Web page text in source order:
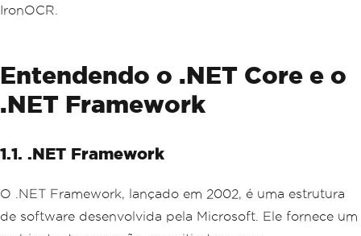
IronOCR.
Entendendo o .NET Core e o
.NET Framework
1.1. .NET Framework
O .NET Framework, lançado em 2002, é uma estrutura
de software desenvolvida pela Microsoft. Ele fornece um